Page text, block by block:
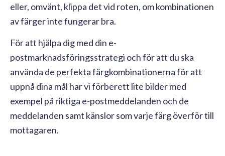
eller, omvänt, klippa det vid roten, om kombinationen
av färger inte fungerar bra.
För att hjälpa dig med din e-
postmarknadsföringsstrategi och för att du ska
använda de perfekta färgkombinationerna för att
uppnå dina mål har vi förberett lite bilder med
exempel på riktiga e-postmeddelanden och de
meddelanden samt känslor som varje färg överför till
mottagaren.